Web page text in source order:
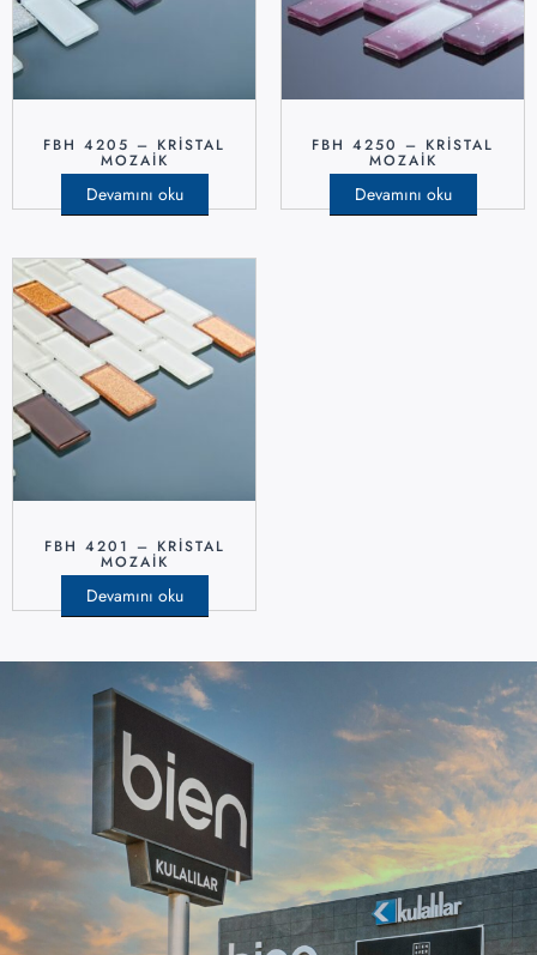
FBH 4205 – KRISTAL
MOZAIK
Devamını oku
FBH 4250 – KRISTAL
MOZAIK
Devamını oku
FBH 4201 – KRISTAL
MOZAIK
Devamını oku